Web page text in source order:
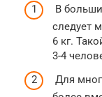
В
следует
6 кг.
3-4
Для